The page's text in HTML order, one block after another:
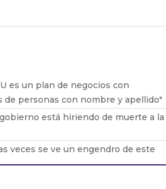
es un plan de negocios con
personas con nombre y apellido"
está hiriendo de muerte a la
veces se ve un engendro de este
de una dictadura"
casual que llegue Bullrich y